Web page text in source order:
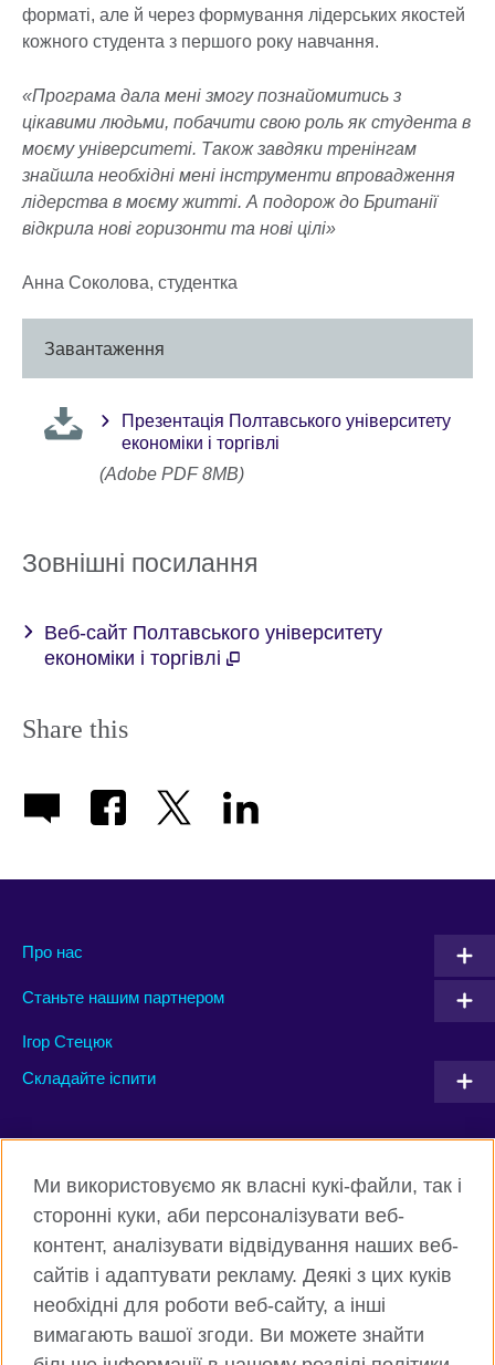
форматі, але й через формування лідерських якостей
кожного студента з першого року навчання.
«Програма дала мені змогу познайомитись з
цікавими людьми, побачити свою роль як студента в
моєму університеті. Також завдяки тренінгам
знайшла необхідні мені інструменти впровадження
лідерства в моєму житті. А подорож до Британії
відкрила нові горизонти та нові цілі»
Анна Соколова, студентка
Завантаження
Презентація Полтавського університету
економіки і торгівлі
(Adobe PDF 8MB)
Зовнішні посилання
Веб-сайт Полтавського університету
економіки і торгівлі
Share this
Про нас
Станьте нашим партнером
Ігор Стецюк
Складайте іспити
Connect with us
Facebook Twitter
Instagram Flickr
TikTok YouTube
Ми використовуємо як власні кукі-файли, так і
сторонні куки, аби персоналізувати веб-
контент, аналізувати відвідування наших веб-
сайтів і адаптувати рекламу. Деякі з цих куків
необхідні для роботи веб-сайту, а інші
вимагають вашої згоди. Ви можете знайти